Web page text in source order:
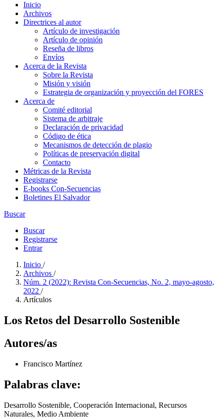
Inicio
Archivos
Directrices al autor
Artículo de investigación
Artículo de opinión
Reseña de libros
Envíos
Acerca de la Revista
Sobre la Revista
Misión y visión
Estrategia de organización y proyección del FORES
Acerca de
Comité editorial
Sistema de arbitraje
Declaración de privacidad
Código de ética
Mecanismos de detección de plagio
Políticas de preservación digital
Contacto
Métricas de la Revista
Registrarse
E-books Con-Secuencias
Boletines El Salvador
Buscar
Buscar
Registrarse
Entrar
Inicio /
Archivos /
Núm. 2 (2022): Revista Con-Secuencias, No. 2, mayo-agosto,
2022 /
Artículos
Los Retos del Desarrollo Sostenible
Autores/as
Francisco Martínez
Palabras clave:
Desarrollo Sostenible, Cooperación Internacional, Recursos
Naturales, Medio Ambiente